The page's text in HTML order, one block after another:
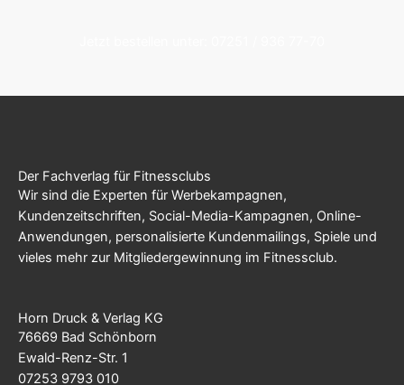
Der Fachverlag für Fitnessclubs
Wir sind die Experten für Werbekampagnen,
Kundenzeitschriften, Social-Media-Kampagnen, Online-
Anwendungen, personalisierte Kundenmailings, Spiele und
vieles mehr zur Mitgliedergewinnung im Fitnessclub.
Horn Druck & Verlag KG
76669 Bad Schönborn
Ewald-Renz-Str. 1
07253 9793 010